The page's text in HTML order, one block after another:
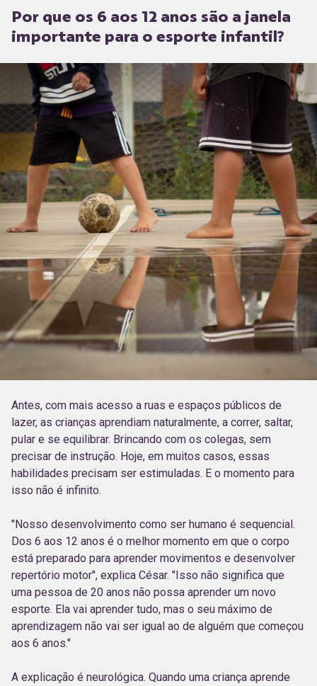
Por que os 6 aos 12 anos são a janela
importante para o esporte infantil?
Antes, com mais acesso a ruas e espaços públicos de
lazer, as crianças aprendiam naturalmente, a correr, saltar,
pular e se equilibrar. Brincando com os colegas, sem
precisar de instrução. Hoje, em muitos casos, essas
habilidades precisam ser estimuladas. E o momento para
isso não é infinito.
"Nosso desenvolvimento como ser humano é sequencial.
Dos 6 aos 12 anos é o melhor momento em que o corpo
está preparado para aprender movimentos e desenvolver
repertório motor", explica César. "Isso não significa que
uma pessoa de 20 anos não possa aprender um novo
esporte. Ela vai aprender tudo, mas o seu máximo de
aprendizagem não vai ser igual ao de alguém que começou
aos 6 anos."
A explicação é neurológica. Quando uma criança aprende